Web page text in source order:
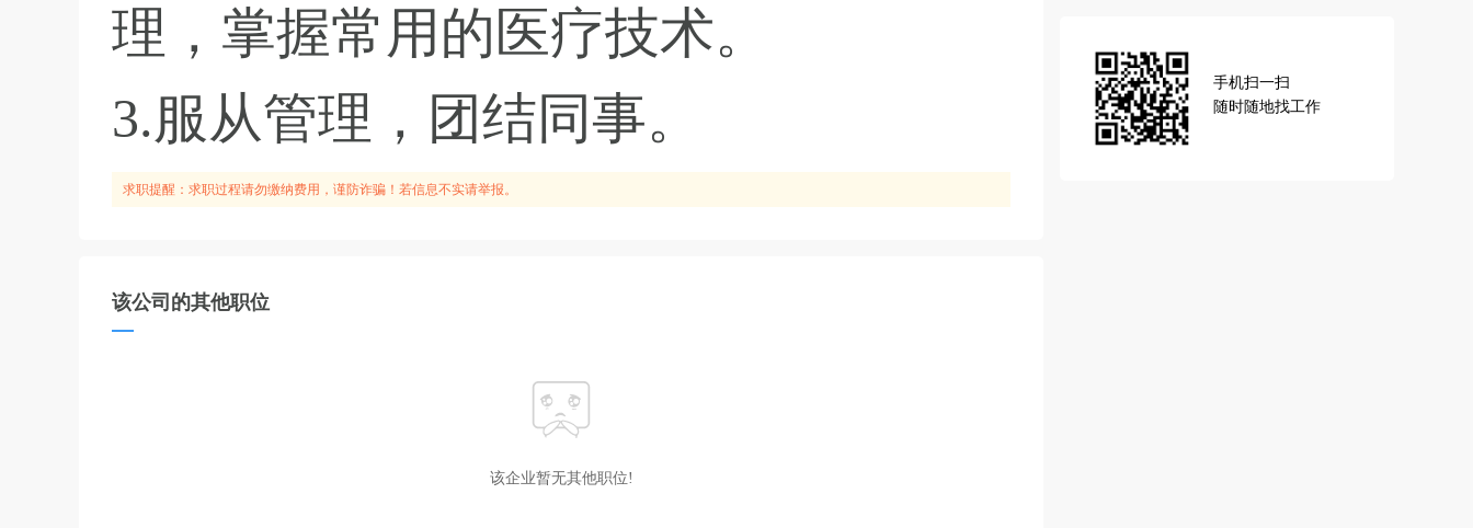
理，掌握常用的医疗技术。
3.服从管理，团结同事。
求职提醒：求职过程请勿缴纳费用，谨防诈骗！若信息不实请举报。
该公司的其他职位
该企业暂无其他职位!
手机扫一扫
随时随地找工作